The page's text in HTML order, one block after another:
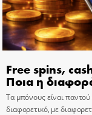
Free spins,
Ποια η
Τα μπόνους είναι
διαφορετικό, με